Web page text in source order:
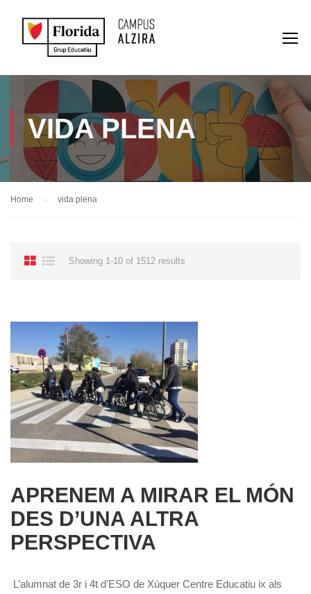
VIDA PLENA
Home vida plena
Showing 1-10 of 1512 results
APRENEM A MIRAR EL MÓN
DES D’UNA ALTRA
PERSPECTIVA
L’alumnat de 3r i 4t d’ESO de Xúquer Centre Educatiu ix als